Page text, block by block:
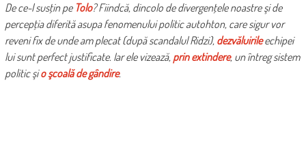
De ce-l susţin pe Tolo? Fiindcă, dincolo de divergenţele noastre şi de
percepţia diferită asupa fenomenului politic autohton, care sigur vor
reveni fix de unde am plecat (după scandalul Ridzi), dezvăluirileechipei
lui sunt perfect justificate. Iar ele vizează, prin extindere, un întreg sistem
politic şio şcoală de gândire.